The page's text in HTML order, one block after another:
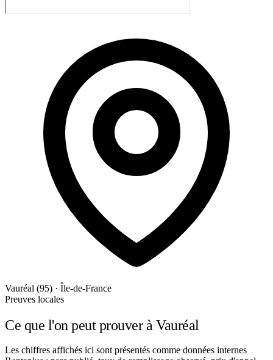
Vauréal (95) · Île-de-France
Preuves locales
Ce que l'on peut prouver à Vauréal
Les chiffres affichés ici sont présentés comme données internes